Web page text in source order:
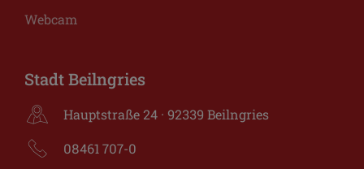
Webcam
Stadt Beilngries
Hauptstraße 24 · 92339 Beilngries
08461 707-0